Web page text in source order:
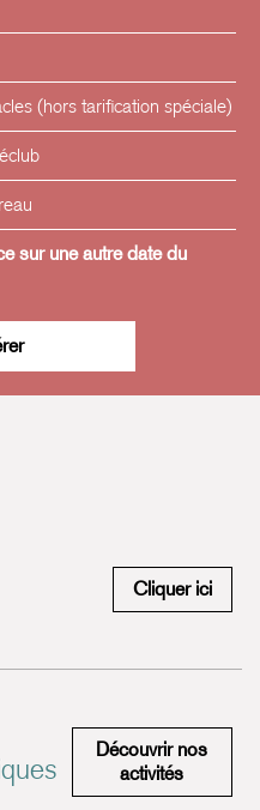
(hors tarification spéciale)
sur une autre date du
Cliquer ici
Découvrir nos
activités